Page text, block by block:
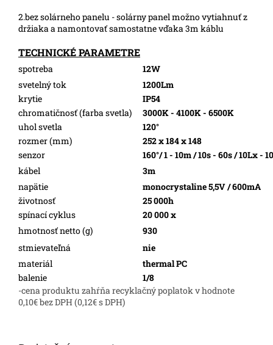
2.bez solárneho panelu - solárny panel možno vytiahnuť z
držiaka a namontovať samostatne vďaka 3m káblu
TECHNICKÉ PARAMETRE
spotreba
12W
svetelný tok
1200Lm
krytie
IP54
chromatičnosť (farba svetla)
3000K - 4100K - 6500K
uhol svetla
120°
rozmer (mm)
252 x 184 x 148
senzor
160°/ 1 - 10m / 10s - 60s / 10Lx -
kábel
3m
napätie
monocrystaline 5,5V / 600mA
životnosť
25 000h
spínací cyklus
20 000 x
hmotnosť netto (g)
930
stmievateľná
nie
materiál
thermal PC
balenie
1/8
-cena produktu zahŕňa recyklačný poplatok v hodnote
0,10€ bez DPH (0,12€ s DPH)